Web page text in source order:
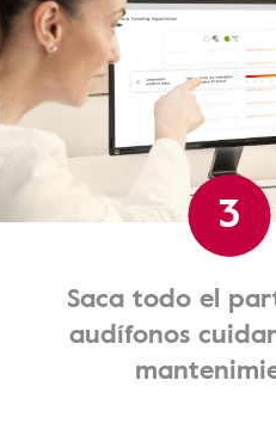
3
Saca todo el
audífonos